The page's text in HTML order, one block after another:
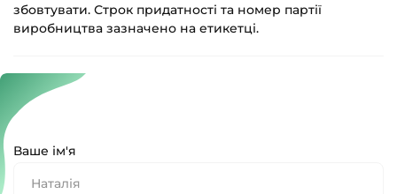
збовтувати. Строк придатності та номер партії
виробництва зазначено на етикетці.
Ваше ім'я